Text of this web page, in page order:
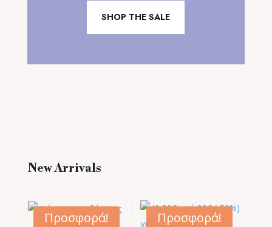
SHOP THE SALE
New Arrivals
Προσφορά!
Προσφορά!